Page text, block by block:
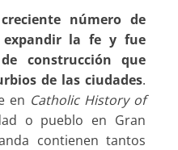
número de
expandir la fe y fue
construcción que
de las ciudades.
en Catholic History of
o pueblo en Gran
contienen tantos